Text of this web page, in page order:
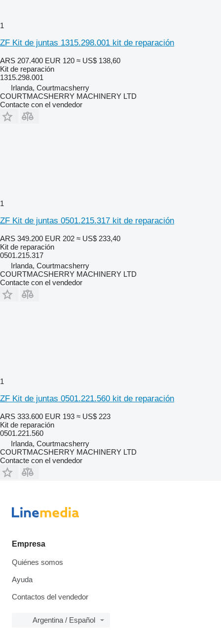
1
ZF Kit de juntas 1315.298.001 kit de reparación
ARS 207.400 EUR 120 ≈ US$ 138,60
Kit de reparación
1315.298.001
Irlanda, Courtmacsherry
COURTMACSHERRY MACHINERY LTD
Contacte con el vendedor
1
ZF Kit de juntas 0501.215.317 kit de reparación
ARS 349.200 EUR 202 ≈ US$ 233,40
Kit de reparación
0501.215.317
Irlanda, Courtmacsherry
COURTMACSHERRY MACHINERY LTD
Contacte con el vendedor
1
ZF Kit de juntas 0501.221.560 kit de reparación
ARS 333.600 EUR 193 ≈ US$ 223
Kit de reparación
0501.221.560
Irlanda, Courtmacsherry
COURTMACSHERRY MACHINERY LTD
Contacte con el vendedor
Empresa
Quiénes somos
Ayuda
Contactos del vendedor
Argentina / Español